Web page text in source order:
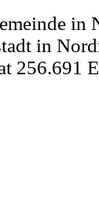
in
in
256.691